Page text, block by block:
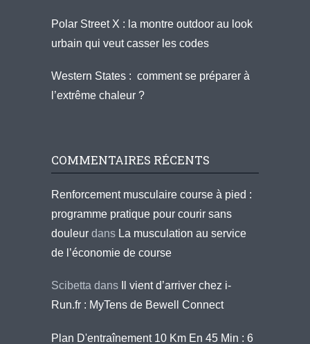
Polar Street X : la montre outdoor au look
urbain qui veut casser les codes
Western States : comment se préparer à
l’extrême chaleur ?
COMMENTAIRES RÉCENTS
Renforcement musculaire course à pied :
programme pratique pour courir sans
douleur dans La musculation au service
de l’économie de course
Scibetta dans
Il vient d’arriver chez i-
Run.fr : MyTens de Bewell Connect
Plan D'entraînement 10 Km En 45 Min : 6